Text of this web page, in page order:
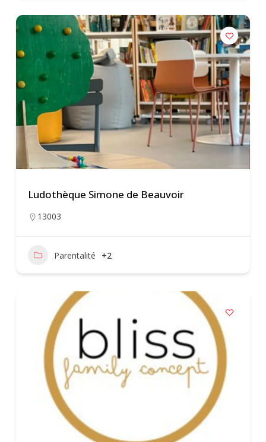
Ludothèque Simone de Beauvoir
13003
Parentalité +2